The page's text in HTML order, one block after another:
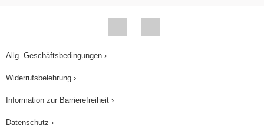
Allg. Geschäftsbedingungen ›
Widerrufsbelehrung ›
Information zur Barrierefreiheit ›
Datenschutz ›